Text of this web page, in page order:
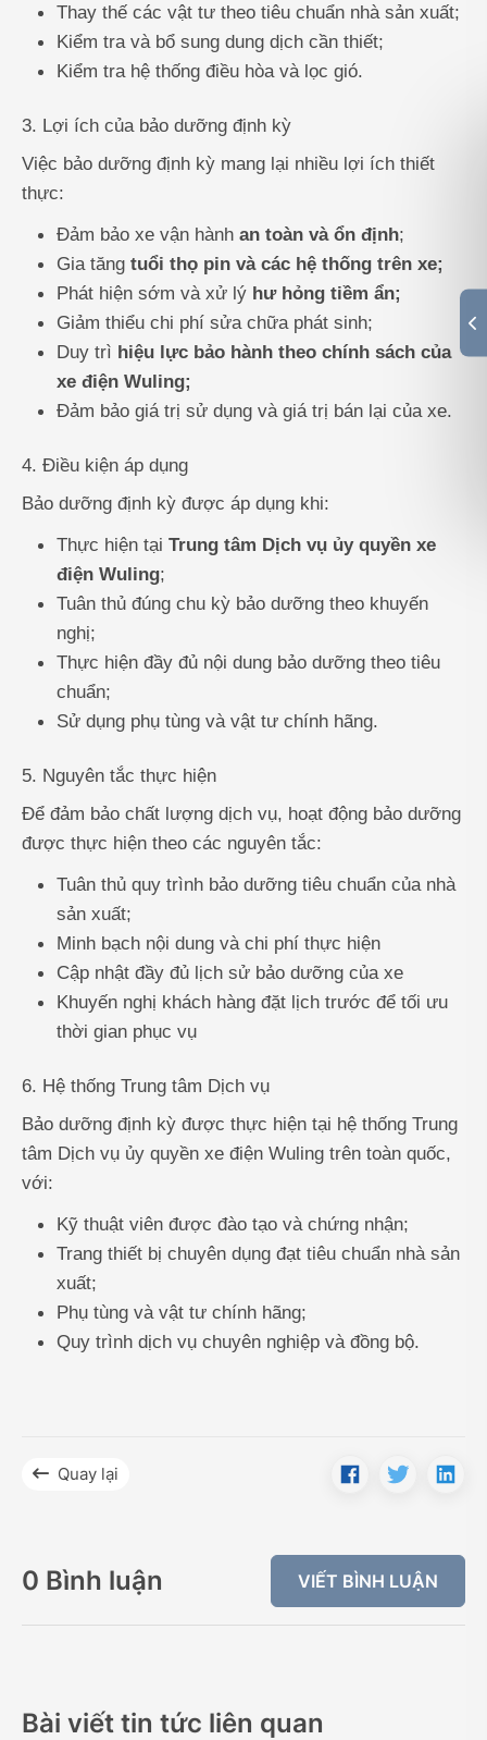
Thay thế các vật tư theo tiêu chuẩn nhà sản xuất;
Kiểm tra và bổ sung dung dịch cần thiết;
Kiểm tra hệ thống điều hòa và lọc gió.
3. Lợi ích của bảo dưỡng định kỳ
Việc bảo dưỡng định kỳ mang lại nhiều lợi ích thiết
thực:
Đảm bảo xe vận hành an toàn và ổn định;
Gia tăng tuổi thọ pin và các hệ thống trên xe;
Phát hiện sớm và xử lý hư hỏng tiềm ẩn;
Giảm thiểu chi phí sửa chữa phát sinh;
Duy trì hiệu lực bảo hành theo chính sách của
xe điện Wuling;
Đảm bảo giá trị sử dụng và giá trị bán lại của xe.
4. Điều kiện áp dụng
Bảo dưỡng định kỳ được áp dụng khi:
Thực hiện tại Trung tâm Dịch vụ ủy quyền xe
điện Wuling;
Tuân thủ đúng chu kỳ bảo dưỡng theo khuyến
nghị;
Thực hiện đầy đủ nội dung bảo dưỡng theo tiêu
chuẩn;
Sử dụng phụ tùng và vật tư chính hãng.
5. Nguyên tắc thực hiện
Để đảm bảo chất lượng dịch vụ, hoạt động bảo dưỡng
được thực hiện theo các nguyên tắc:
Tuân thủ quy trình bảo dưỡng tiêu chuẩn của nhà
sản xuất;
Minh bạch nội dung và chi phí thực hiện
Cập nhật đầy đủ lịch sử bảo dưỡng của xe
Khuyến nghị khách hàng đặt lịch trước để tối ưu
thời gian phục vụ
6. Hệ thống Trung tâm Dịch vụ
Bảo dưỡng định kỳ được thực hiện tại hệ thống Trung
tâm Dịch vụ ủy quyền xe điện Wuling trên toàn quốc,
với:
Kỹ thuật viên được đào tạo và chứng nhận;
Trang thiết bị chuyên dụng đạt tiêu chuẩn nhà sản
xuất;
Phụ tùng và vật tư chính hãng;
Quy trình dịch vụ chuyên nghiệp và đồng bộ.
Quay lại
0 Bình luận VIẾT BÌNH LUẬN
Bài viết tin tức liên quan